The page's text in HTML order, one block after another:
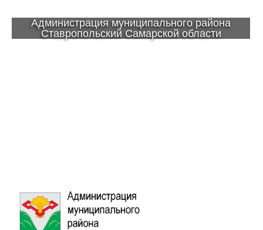
Администрация муниципального района
Ставропольский Самарской области